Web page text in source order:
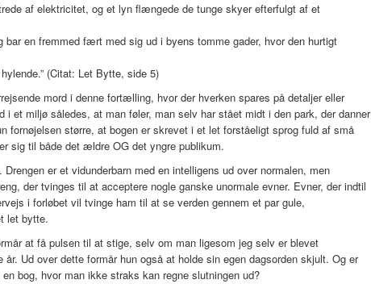
af elektricitet, og et lyn flængede de tunge skyer efterfulgt af et
bar en fremmed fært med sig ud i byens tomme gader, hvor den hurtigt
(Citat: Let Bytte, side 5)
mord i denne fortælling, hvor der hverken spares på detaljer eller
et miljø således, at man føler, man selv har stået midt i den park, der danner
fornøjelsen større, at bogen er skrevet i et let forståeligt sprog fuld af små
sig til både det ældre OG det yngre publikum.
er et vidunderbarn med en intelligens ud over normalen, men
der tvinges til at acceptere nogle ganske unormale evner. Evner, der indtil
i forløbet vil tvinge ham til at se verden gennem et par gule,
let bytte.
at få pulsen til at stige, selv om man ligesom jeg selv er blevet
år. Ud over dette formår hun også at holde sin egen dagsorden skjult. Og er
bog, hvor man ikke straks kan regne slutningen ud?